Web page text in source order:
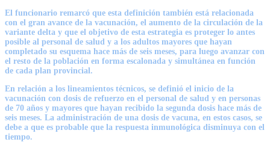
El funcionario remarcó que esta definición también está relacionada
con el gran avance de la vacunación, el aumento de la circulación de la
variante delta y que el objetivo de esta estrategia es proteger lo antes
posible al personal de salud y a los adultos mayores que hayan
completado su esquema hace más de seis meses, para luego avanzar con
el resto de la población en forma escalonada y simultánea en función
de cada plan provincial.
En relación a los lineamientos técnicos, se definió el inicio de la
vacunación con dosis de refuerzo en el personal de salud y en personas
de 70 años y mayores que hayan recibido la segunda dosis hace más de
seis meses. La administración de una dosis de vacuna, en estos casos, se
debe a que es probable que la respuesta inmunológica disminuya con el
tiempo.